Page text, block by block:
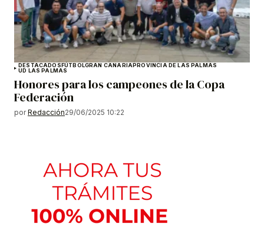
DESTACADOSFÚTBOLGRAN CANARIAPROVINCIA DE LAS PALMAS
UD LAS PALMAS
Honores para los campeones de la Copa
Federación
por Redacción29/06/2025 10:22